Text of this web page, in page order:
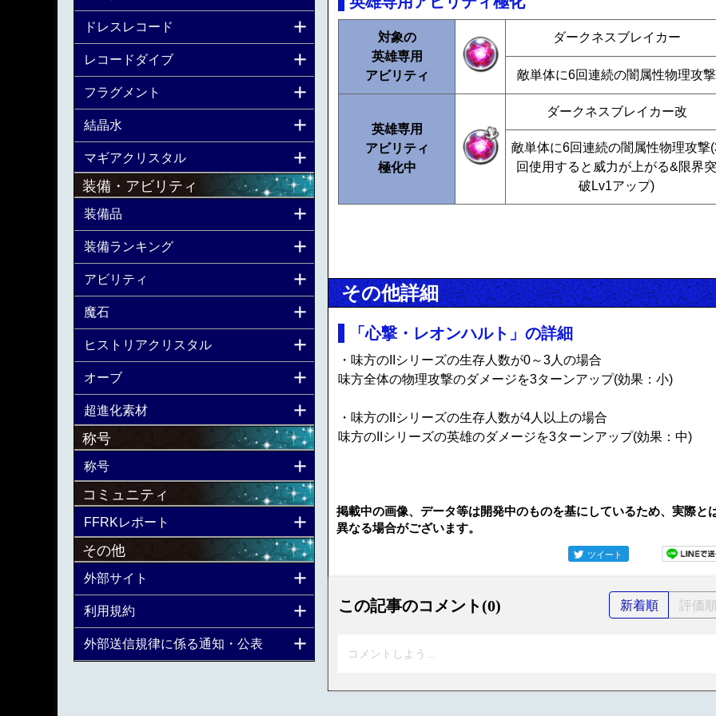
対象の
英雄専用
アビリティ
ダークネスブレイカー
敵単体に6回連続の闇属性物理攻撃
英雄専用
アビリティ
極化中
ダークネスブレイカー改
敵単体に6回連続の闇属性物理攻撃
回使用すると威力が上がる&限界突
破Lv1アップ)
その他詳細
「心撃・レオンハルト」の詳細
・味方のIIシリーズの生存人数が0～3人の場合
味方全体の物理攻撃のダメージを3ターンアップ(効果：小)
・味方のIIシリーズの生存人数が4人以上の場合
味方のIIシリーズの英雄のダメージを3ターンアップ(効果：中)
掲載中の画像、データ等は開発中のものを基にしているため、実際と
異なる場合がございます。
ツイート
この記事のコメント(0) 新着順 評価
コメントしよう...
ドレスレコード
レコードダイブ
フラグメント
結晶水
マギアクリスタル
装備・アビリティ
装備品
装備ランキング
アビリティ
魔石
ヒストリアクリスタル
オーブ
超進化素材
称号
称号
コミュニティ
FFRKレポート
その他
外部サイト
利用規約
外部送信規律に係る通知・公表